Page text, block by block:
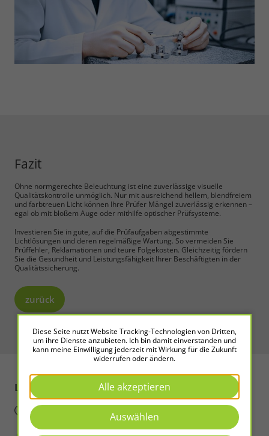
Fazit
Ohne normgerechte Beleuchtung ist eine zuverlässige visuelle
Qualitätskontrolle unmöglich. Nur mit ausreichend hellem, blendfreiem
und farbtreuen Licht können Ihre Prüfer Mängel zuverlässig erkennen –
egal ob mit bloßem Auge oder mithilfe optischer Prüfsysteme.
Investieren Sie in gute, auf die Prüfaufgaben abgestimmte
Lichtlösungen und deren regelmäßige Wartung. So vermeiden Sie
Prüffehler, Reklamationen und teure Folgekosten. Gleichzeitig fördern
Sie die Gesundheit und Leistungsfähigkeit Ihrer Beschäftigten in der
Qualitätssicherung.
zurück
LED2WORK Intelligence in Light
Diese Seite nutzt Website Tracking-Technologien von Dritten,
um ihre Dienste anzubieten. Ich bin damit einverstanden und
kann meine Einwilligung jederzeit mit Wirkung für die Zukunft
widerrufen oder ändern.
Alle akzeptieren
Auswählen